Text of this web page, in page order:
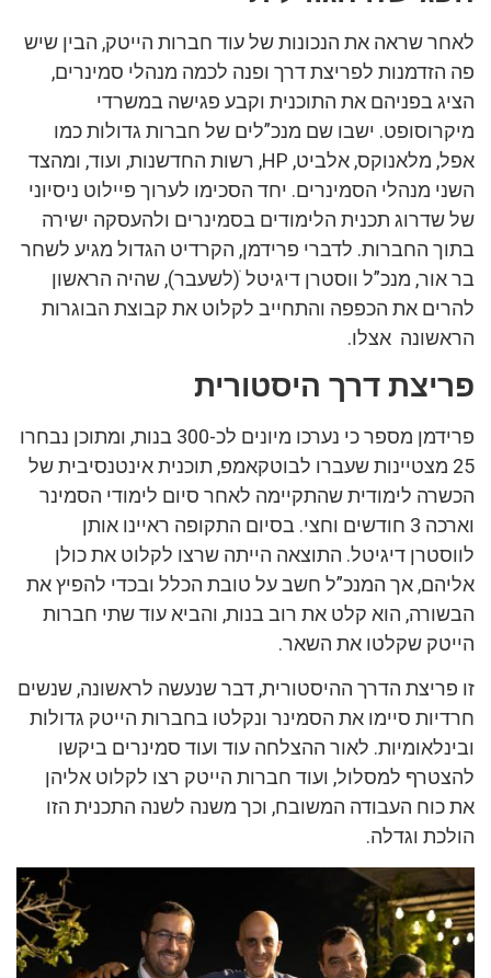
לאחר שראה את הנכונות של עוד חברות הייטק, הבין שיש
פה הזדמנות לפריצת דרך ופנה לכמה מנהלי סמינרים,
הציג בפניהם את התוכנית וקבע פגישה במשרדי
מיקרוסופט. ישבו שם מנכ”לים של חברות גדולות כמו
אפל, מלאנוקס, אלביט, HP, רשות החדשנות, ועוד, ומהצד
השני מנהלי הסמינרים. יחד הסכימו לערוך פיילוט ניסיוני
של שדרוג תכנית הלימודים בסמינרים ולהעסקה ישירה
בתוך החברות. לדברי פרידמן, הקרדיט הגדול מגיע לשחר
בר אור, מנכ”ל ווסטרן דיגיטל ׁ(לשעבר), שהיה הראשון
להרים את הכפפה והתחייב לקלוט את קבוצת הבוגרות
הראשונה אצלו.
פריצת דרך היסטורית
פרידמן מספר כי נערכו מיונים לכ-300 בנות, ומתוכן נבחרו
25 מצטיינות שעברו לבוטקאמפ, תוכנית אינטנסיבית של
הכשרה לימודית שהתקיימה לאחר סיום לימודי הסמינר
וארכה 3 חודשים וחצי. בסיום התקופה ראיינו אותן
לווסטרן דיגיטל. התוצאה הייתה שרצו לקלוט את כולן
אליהם, אך המנכ”ל חשב על טובת הכלל ובכדי להפיץ את
הבשורה, הוא קלט את רוב בנות, והביא עוד שתי חברות
הייטק שקלטו את השאר.
זו פריצת הדרך ההיסטורית, דבר שנעשה לראשונה, שנשים
חרדיות סיימו את הסמינר ונקלטו בחברות הייטק גדולות
ובינלאומיות. לאור ההצלחה עוד ועוד סמינרים ביקשו
להצטרף למסלול, ועוד חברות הייטק רצו לקלוט אליהן
את כוח העבודה המשובח, וכך משנה לשנה התכנית הזו
הולכת וגדלה.